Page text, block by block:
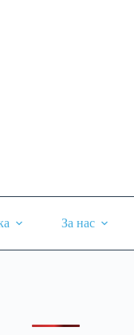
За нас